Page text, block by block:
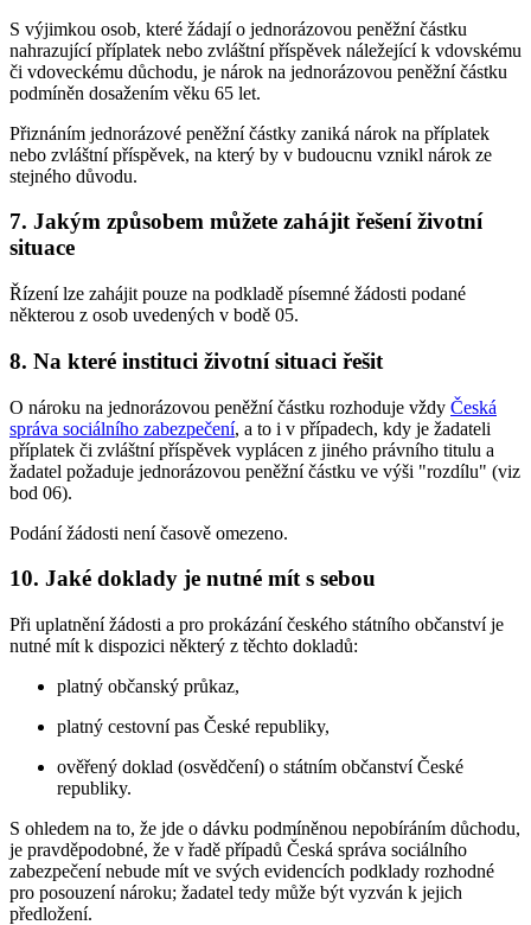
S výjimkou osob, které žádají o jednorázovou peněžní částku
nahrazující příplatek nebo zvláštní příspěvek náležející k vdovskému
či vdoveckému důchodu, je nárok na jednorázovou peněžní částku
podmíněn dosažením věku 65 let.
Přiznáním jednorázové peněžní částky zaniká nárok na příplatek
nebo zvláštní příspěvek, na který by v budoucnu vznikl nárok ze
stejného důvodu.
7. Jakým způsobem můžete zahájit řešení životní
situace
Řízení lze zahájit pouze na podkladě písemné žádosti podané
některou z osob uvedených v bodě 05.
8. Na které instituci životní situaci řešit
O nároku na jednorázovou peněžní částku rozhoduje vždy Česká
správa sociálního zabezpečení, a to i v případech, kdy je žadateli
příplatek či zvláštní příspěvek vyplácen z jiného právního titulu a
žadatel požaduje jednorázovou peněžní částku ve výši "rozdílu" (viz
bod 06).
Podání žádosti není časově omezeno.
10. Jaké doklady je nutné mít s sebou
Při uplatnění žádosti a pro prokázání českého státního občanství je
nutné mít k dispozici některý z těchto dokladů:
platný občanský průkaz,
platný cestovní pas České republiky,
ověřený doklad (osvědčení) o státním občanství České
republiky.
S ohledem na to, že jde o dávku podmíněnou nepobíráním důchodu,
je pravděpodobné, že v řadě případů Česká správa sociálního
zabezpečení nebude mít ve svých evidencích podklady rozhodné
pro posouzení nároku; žadatel tedy může být vyzván k jejich
předložení.